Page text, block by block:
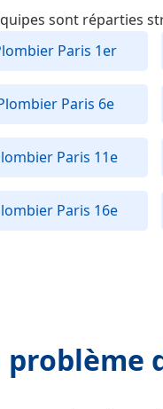
sont réparties
Paris 1er
Paris 6e
Paris 11e
Paris 16e
problème